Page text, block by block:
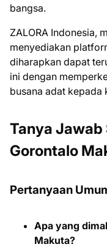
bangsa.
ZALORA Indonesia,
menyediakan
diharapkan dapat
ini dengan
busana adat kepada
Tanya Jawab
Gorontalo
Pertanyaan
Apa yang
Makuta?